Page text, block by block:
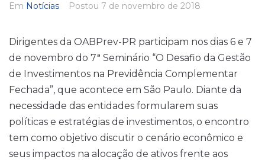
Em Notícias Postou 7 de novembro de 2018
Dirigentes da OABPrev-PR participam nos dias 6 e 7
de novembro do 7ª Seminário “O Desafio da Gestão
de Investimentos na Previdência Complementar
Fechada”, que acontece em São Paulo. Diante da
necessidade das entidades formularem suas
políticas e estratégias de investimentos, o encontro
tem como objetivo discutir o cenário econômico e
seus impactos na alocação de ativos frente aos